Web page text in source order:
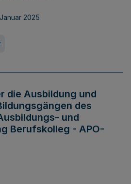
2025
die Ausbildung und
des
und
Berufskolleg - APO-